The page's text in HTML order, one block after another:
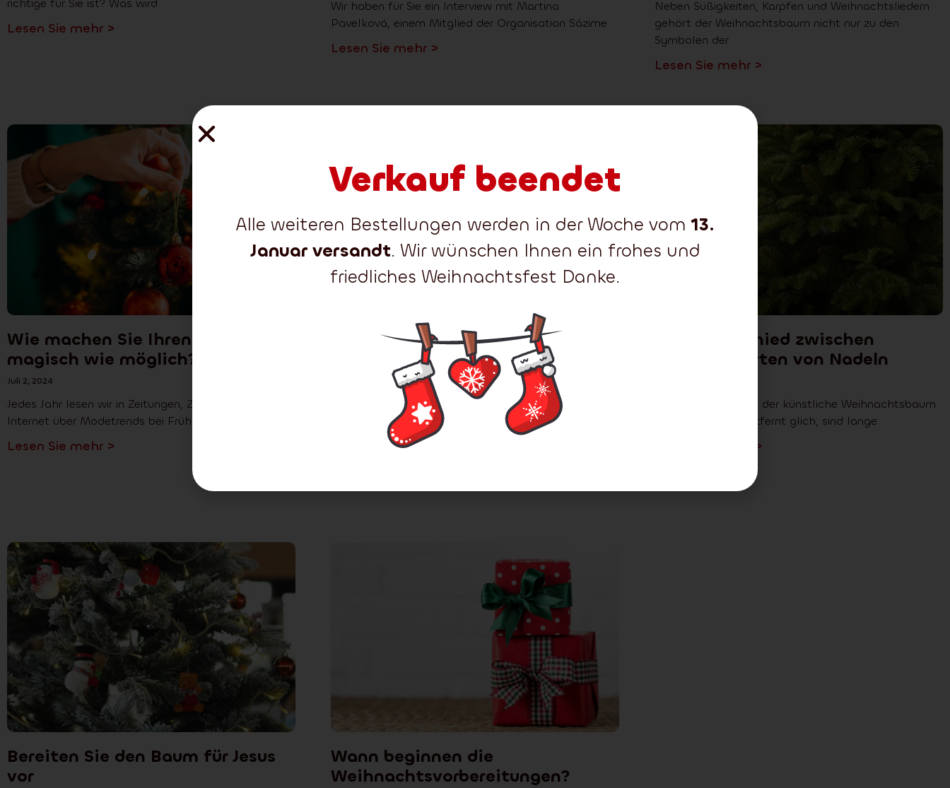
richtige für Sie ist? Was wird
Lesen Sie mehr >
Wir haben für Sie ein Interview mit Martina
Pavelková, einem Mitglied der Organisation Sázime
Lesen Sie mehr >
Neben Süßigkeiten, Karpfen und Weihnachtsliedern
gehört der Weihnachtsbaum nicht nur zu den
Symbolen der
Lesen Sie mehr >
Wie machen Sie Ihren Baum so
magisch wie möglich?
Juli 2, 2024
Jedes Jahr lesen wir in Zeitungen, Zeitschriften und im
Internet über Modetrends bei Frühlings-
Lesen Sie mehr >
Weihnachtsbäume sind heute ein
wesentlicher Bestandteil des
Weihnachtsfestes
Zu Weihnachten gehören einige Bräuche und
Traditionen dazu. Kekse backen, Weihnachtslieder
Der Unterschied zwischen
einzelnen Arten von Nadeln
Die Zeiten, in denen der künstliche Weihnachtsbaum
dem echten nur entfernt glich, sind lange
Lesen Sie mehr >
Bereiten Sie den Baum für Jesus
vor
Wann beginnen die
Weihnachtsvorbereitungen?
Verkauf beendet
Alle weiteren Bestellungen werden in der Woche vom 13.
Januar versandt. Wir wünschen Ihnen ein frohes und
friedliches Weihnachtsfest Danke.